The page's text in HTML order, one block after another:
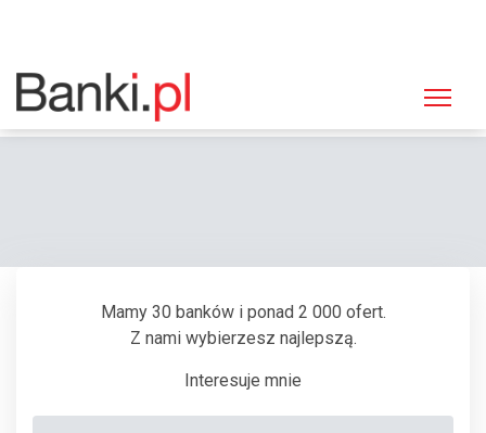
Strona główna
Bankomat Bank Zachodni WBK, Radom, Żeromskiego 41
Mamy 30 banków i ponad 2 000 ofert.
Z nami wybierzesz najlepszą.
Interesuje mnie